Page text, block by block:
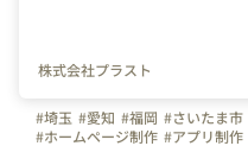
株式会社プラスト
#埼玉 #愛知 #福岡 #さいたま市
#ホームページ制作 #アプリ制作